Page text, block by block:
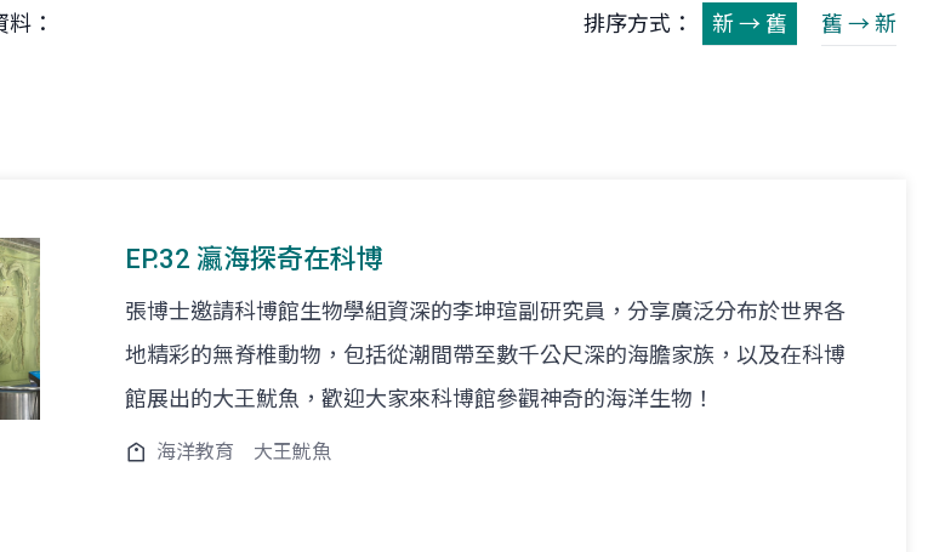
： 排序方式： 新 → 舊 舊 → 新
EP.32 瀛海探奇在科博
張博士邀請科博館生物學組資深的李坤瑄副研究員，分享廣泛分布於世界各
地精彩的無脊椎動物，包括從潮間帶至數千公尺深的海膽家族，以及在科博
館展出的大王魷魚，歡迎大家來科博館參觀神奇的海洋生物！
海洋教育 大王魷魚